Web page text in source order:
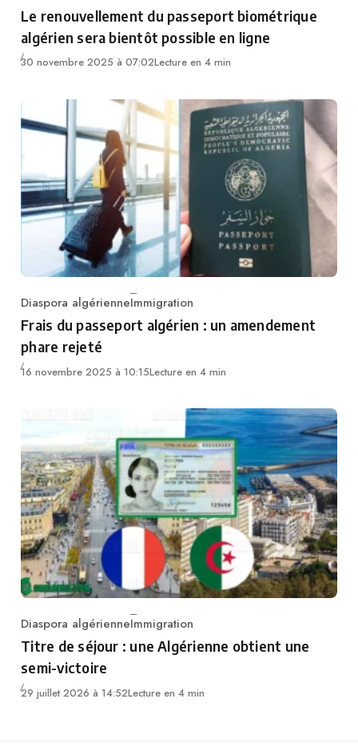
Le renouvellement du passeport biométrique
algérien sera bientôt possible en ligne
30 novembre 2025 à 07:02Lecture en 4 min
Category
Diaspora algérienneImmigration
Frais du passeport algérien : un amendement
phare rejeté
16 novembre 2025 à 10:15Lecture en 4 min
Category
Diaspora algérienneImmigration
Titre de séjour : une Algérienne obtient une
semi-victoire
29 juillet 2026 à 14:52Lecture en 4 min